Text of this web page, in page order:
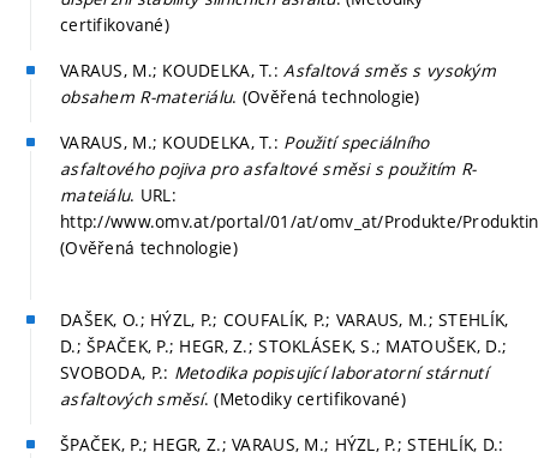
certifikované)
VARAUS, M.; KOUDELKA, T.:Asfaltová směs s vysokým
obsahem R-materiálu. (Ověřená technologie)
VARAUS, M.; KOUDELKA, T.: Použití speciálního
asfaltového pojiva pro asfaltové směsi s použitím R-
mateiálu. URL:
http://www.omv.at/portal/01/at/omv_at/Produkte/
(Ověřená technologie)
DAŠEK, O.; HÝZL, P.; COUFALÍK, P.; VARAUS, M.; STEHLÍK,
D.; ŠPAČEK, P.; HEGR, Z.; STOKLÁSEK, S.; MATOUŠEK, D.;
SVOBODA, P.: Metodika popisující laboratorní stárnutí
asfaltových směsí. (Metodiky certifikované)
ŠPAČEK, P.; HEGR, Z.; VARAUS, M.; HÝZL, P.; STEHLÍK, D.: